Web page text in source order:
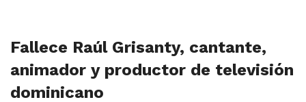
Fallece Raúl Grisanty, cantante,
animador y productor de televisión
dominicano